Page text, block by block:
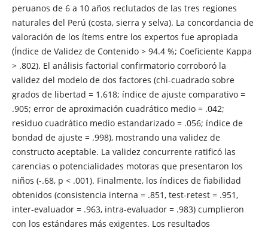
peruanos de 6 a 10 años reclutados de las tres regiones
naturales del Perú (costa, sierra y selva). La concordancia de
valoración de los ítems entre los expertos fue apropiada
(Índice de Validez de Contenido > 94.4 %; Coeficiente Kappa
> .802). El análisis factorial confirmatorio corroboró la
validez del modelo de dos factores (chi-cuadrado sobre
grados de libertad = 1.618; índice de ajuste comparativo =
.905; error de aproximación cuadrático medio = .042;
residuo cuadrático medio estandarizado = .056; índice de
bondad de ajuste = .998), mostrando una validez de
constructo aceptable. La validez concurrente ratificó las
carencias o potencialidades motoras que presentaron los
niños (-.68, p < .001). Finalmente, los índices de fiabilidad
obtenidos (consistencia interna = .851, test-retest = .951,
inter-evaluador = .963, intra-evaluador = .983) cumplieron
con los estándares más exigentes. Los resultados